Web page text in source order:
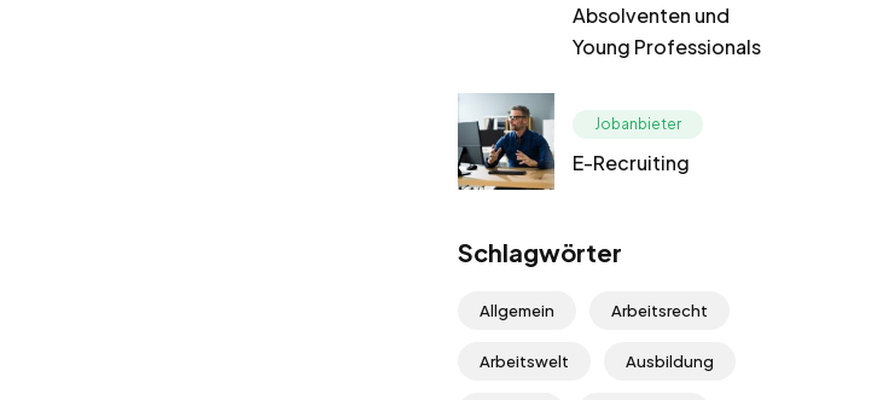
Absolventen und
Young Professionals
Jobanbieter
E-Recruiting
Schlagwörter
Allgemein Arbeitsrecht
Arbeitswelt Ausbildung